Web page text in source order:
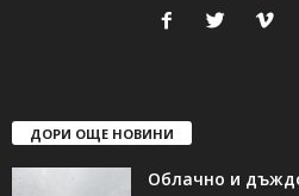
ДОРИ ОЩЕ НОВИНИ
Облачно и